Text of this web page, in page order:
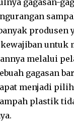
produsen
untuk
melalui
gagasan
menjadi
plastik